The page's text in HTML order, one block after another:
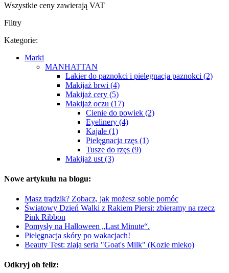
Wszystkie ceny zawierają VAT
Filtry
Kategorie:
Marki
MANHATTAN
Lakier do paznokci i pielęgnacja paznokci (2)
Makijaż brwi (4)
Makijaż cery (5)
Makijaż oczu (17)
Cienie do powiek (2)
Eyelinery (4)
Kajale (1)
Pielęgnacja rzęs (1)
Tusze do rzęs (9)
Makijaż ust (3)
Nowe artykułu na blogu:
Masz trądzik? Zobacz, jak możesz sobie pomóc
Światowy Dzień Walki z Rakiem Piersi: zbieramy na rzecz
Pink Ribbon
Pomysły na Halloween „Last Minute“.
Pielęgnacja skóry po wakacjach!
Beauty Test: ziaja seria "Goat's Milk" (Kozie mleko)
Odkryj oh feliz: